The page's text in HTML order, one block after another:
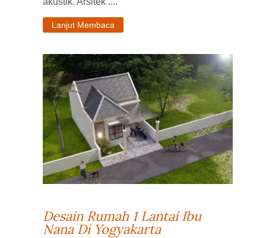
Lanjut Membaca
Desain Rumah 1 Lantai Ibu
Nana Di Yogyakarta